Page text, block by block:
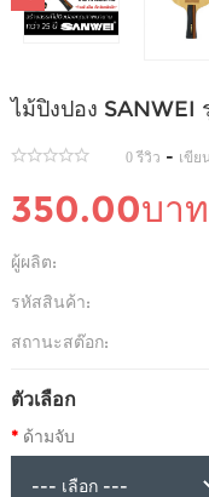
ไม้ปิงปอง SANWEI
0 รีวิว - เขีย
350.00บาท
ผู้ผลิต:
รหัสสินค้า:
สถานะสต๊อก:
ตัวเลือก
ด้ามจับ